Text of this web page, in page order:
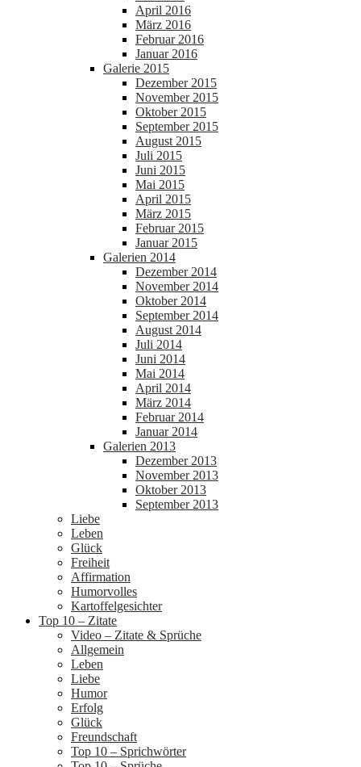
April 2016
März 2016
Februar 2016
Januar 2016
Galerie 2015
Dezember 2015
November 2015
Oktober 2015
September 2015
August 2015
Juli 2015
Juni 2015
Mai 2015
April 2015
März 2015
Februar 2015
Januar 2015
Galerien 2014
Dezember 2014
November 2014
Oktober 2014
September 2014
August 2014
Juli 2014
Juni 2014
Mai 2014
April 2014
März 2014
Februar 2014
Januar 2014
Galerien 2013
Dezember 2013
November 2013
Oktober 2013
September 2013
Liebe
Leben
Glück
Freiheit
Affirmation
Humorvolles
Kartoffelgesichter
Top 10 – Zitate
Video – Zitate & Sprüche
Allgemein
Leben
Liebe
Humor
Erfolg
Glück
Freundschaft
Top 10 – Sprichwörter